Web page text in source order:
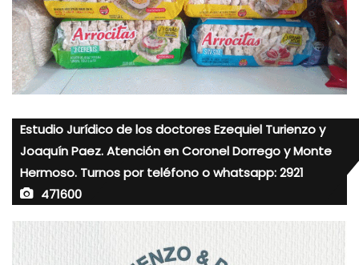
Estudio Jurídico de los doctores Ezequiel Turienzo y
Joaquín Paez. Atención en Coronel Dorrego y Monte
Hermoso. Turnos por teléfono o whatsapp: 2921
471600